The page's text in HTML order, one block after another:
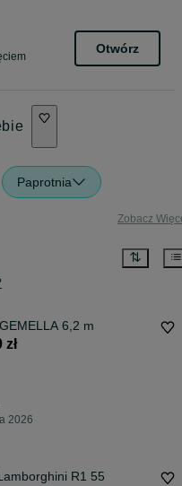
Otwórz
Paprotnia
Zobacz
Mulczer GEMELLA 6,2 m
zł
2026
R1 55